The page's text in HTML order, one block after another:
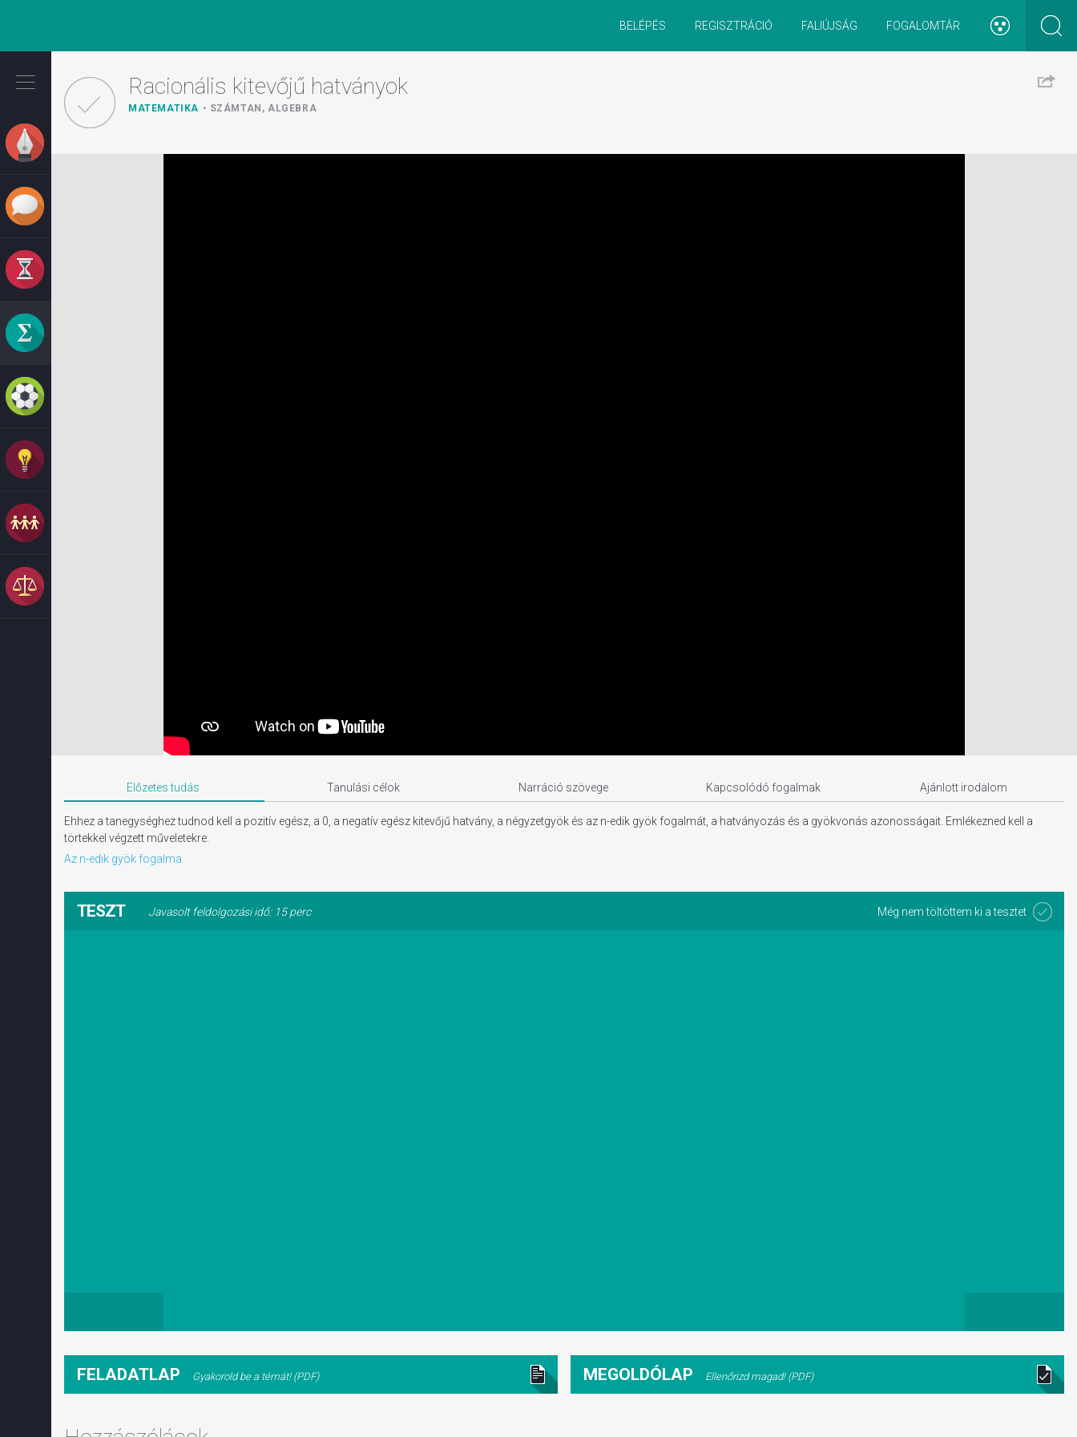
tartalomra
REGISZTRÁCIÓ FALIÚJSÁG FOGALOMTÁR
BELÉPÉS
Racionális kitevőjű hatványok
MATEMATIKA SZÁMTAN, ALGEBRA
Előzetes tudás Tanulási célok Narráció szövege Kapcsolódó fogalmak Ajánlott irodalom
Ehhez a tanegységhez tudnod kell a pozitív egész, a 0, a negatív egész kitevőjű hatvány, a négyzetgyök és az n-edik gyök fogalmát, a hatványozás és a gyökvonás azonosságait. Emlékezned kell a
törtekkel végzett műveletekre.
Az n-edik gyök fogalma
TESZT Javasolt feldolgozási idő: 15 perc Még nem töltöttem ki a tesztet
FELADATLAP Gyakorold be a témát! (PDF) MEGOLDÓLAP Ellenőrizd magad! (PDF)